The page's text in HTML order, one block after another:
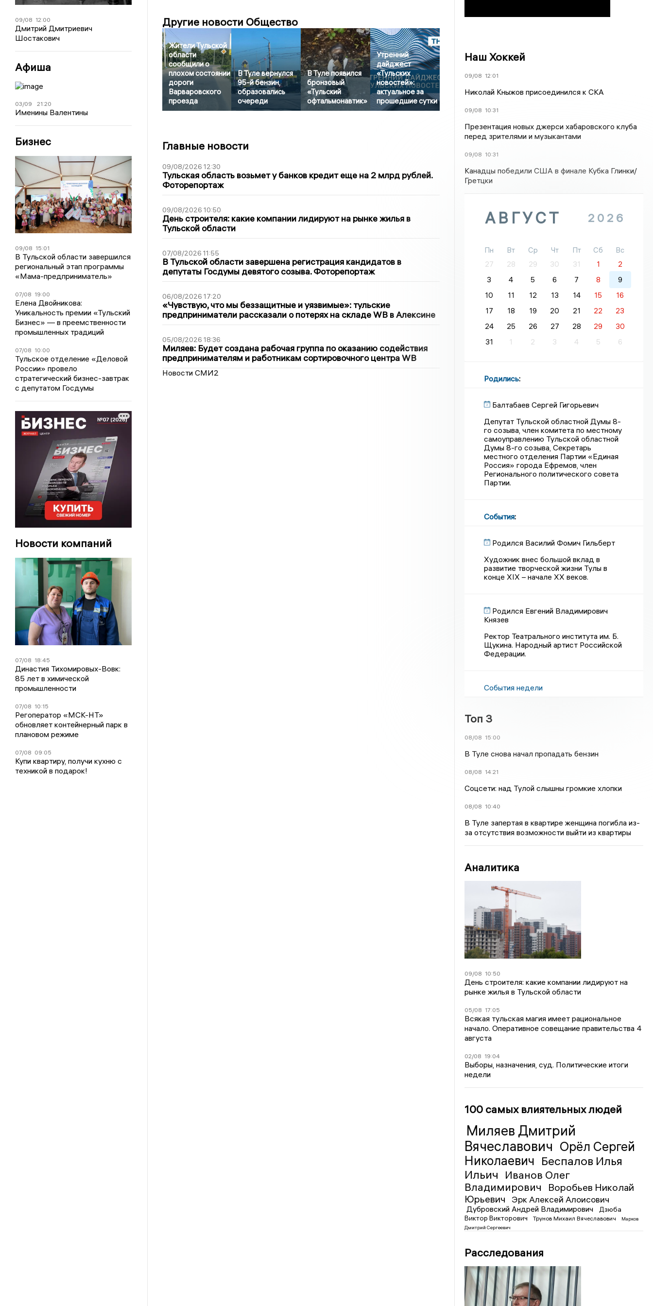
09/08 12:00
Дмитрий Дмитриевич
Шостакович
Афиша
03/09 21:20
Именины Валентины
Бизнес
09/08 15:01
В Тульской области завершился
региональный этап программы
«Мама-предприниматель»
07/08 19:00
Елена Двойникова:
Уникальность премии «Тульский
Бизнес» — в преемственности
промышленных традиций
07/08 10:00
Тульское отделение «Деловой
России» провело
стратегический бизнес-завтрак
с депутатом Госдумы
Новости компаний
07/08 18:45
Династия Тихомировых-Вовк:
85 лет в химической
промышленности
07/08 10:15
Регоператор «МСК-НТ»
обновляет контейнерный парк в
плановом режиме
07/08 09:05
Купи квартиру, получи кухню с
техникой в подарок!
Другие новости Общество
Жители Тульской
области
сообщили о
плохом состоянии
дороги
Варваровского
проезда
В Туле вернулся
95-й бензин,
образовались
очереди
В Туле появился
бронзовый
«Тульский
офтальмонавтик»
Утренний
дайджест
«Тульских
новостей»:
актуальное за
прошедшие сутки
Главные новости
09/08/2026 12:30
Тульская область возьмет у банков кредит еще на 2 млрд рублей.
Фоторепортаж
09/08/2026 10:50
День строителя: какие компании лидируют на рынке жилья в
Тульской области
07/08/2026 11:55
В Тульской области завершена регистрация кандидатов в
депутаты Госдумы девятого созыва. Фоторепортаж
06/08/2026 17:20
«Чувствую, что мы беззащитные и уязвимые»: тульские
предприниматели рассказали о потерях на складе WB в Алексине
05/08/2026 18:36
Миляев: Будет создана рабочая группа по оказанию содействия
предпринимателям и работникам сортировочного центра WB
Новости СМИ2
Наш Хоккей
09/08 12:01
Николай Кныжов присоединился к СКА
09/08 10:31
Презентация новых джерси хабаровского клуба
перед зрителями и музыкантами
09/08 10:31
Канадцы победили США в финале Кубка Глинки/
Гретцки
АВГУСТ 2026
Пн Вт Ср Чт Пт Сб
Вс
27
28 29 30 31 1
2
3
4 5 6 7 8
9
10
11 12 13 14 15
16
17
18 19 20 21 22
23
24
25 26 27 28 29
30
31
1 2 3 4 5 6
Родились:
Балтабаев Сергей Гигорьевич
Депутат Тульской областной Думы 8-
го созыва, член комитета по местному
самоуправлению Тульской областной
Думы 8-го созыва, Секретарь
местного отделения Партии «Единая
Россия» города Ефремов, член
Регионального политического совета
Партии.
События:
Родился Василий Фомич Гильберт
Художник внес большой вклад в
развитие творческой жизни Тулы в
конце XIX – начале XX веков.
Родился Евгений Владимирович
Князев
Ректор Театрального института им. Б.
Щукина. Народный артист Российской
Федерации.
События недели
Топ 3
08/08 15:00
В Туле снова начал пропадать бензин
08/08 14:21
Соцсети: над Тулой слышны громкие хлопки
08/08 10:40
В Туле запертая в квартире женщина погибла из-
за отсутствия возможности выйти из квартиры
Аналитика
09/08 10:50
День строителя: какие компании лидируют на
рынке жилья в Тульской области
05/08 17:05
Всякая тульская магия имеет рациональное
начало. Оперативное совещание правительства 4
августа
02/08 19:04
Выборы, назначения, суд. Политические итоги
недели
100 самых влиятельных людей
Миляев Дмитрий
Вячеславович Орёл Сергей
Николаевич Беспалов Илья
Ильич
Иванов Олег
Владимирович
Воробьев Николай
Юрьевич
Эрк Алексей Алоисович
Дубровский Андрей Владимирович
Дзюба
Виктор Викторович
Трунов Михаил Вячеславович
Марков
Дмитрий Сергеевич
Расследования